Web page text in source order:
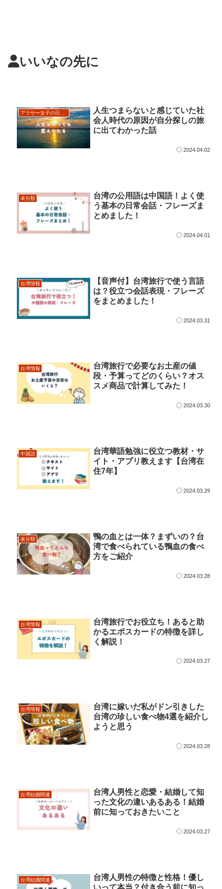
いいなの先に
アラサー女子の日記・考え
人生つまらないと感じていた社
会人時代の原因が自分探しの旅
に出てわかった話
2024.04.02
未分類
台湾の公用語は中国語！よく使
う基本の日常会話・フレーズま
とめました！
2024.04.01
台湾情報
【音声付】台湾旅行で使う言語
は？役立つ会話表現・フレーズ
をまとめました！
2024.03.31
台湾情報
台湾旅行で必要なお土産の値
段・予算ってどのくらい？オス
スメ商品で計算してみた！
2024.03.30
中国語
台湾華語勉強に役立つ教材・サ
イト・アプリ教えます【台湾在
住7年】
2024.03.29
未分類
鴨の血とは一体？まずいの？台
湾で食べられている鴨血の食べ
方をご紹介
2024.03.28
台湾情報
台湾旅行でお役立ち！あると助
かるエポスカードの特徴を詳し
く解説！
2024.03.27
台湾情報
台湾に嫁いだ私がドン引きした
台湾の珍しい食べ物4選を紹介し
ようと思う
2024.03.28
台湾結婚関連
台湾人男性と恋愛・結婚して知
った文化の違いあるある！結婚
前に知っておきたいこと
2024.03.27
台湾結婚関連
台湾人男性の特徴と性格！優し
いって本当？付き合う前に知っ